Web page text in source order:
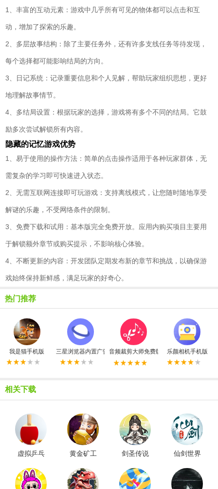
1、丰富的互动元素：游戏中几乎所有可见的物体都可以点击和互
动，增加了探索的乐趣。
2、多层故事结构：除了主要任务外，还有许多支线任务等待发现，
每个选择都可能影响结局的方向。
3、日记系统：记录重要信息和个人见解，帮助玩家组织思想，更好
地理解故事情节。
4、多结局设置：根据玩家的选择，游戏将有多个不同的结局。它鼓
励多次尝试解锁所有内容。
隐藏的记忆游戏优势
1、易于使用的操作方法：简单的点击操作适用于各种玩家群体，无
需复杂的学习即可快速进入状态。
2、无需互联网连接即可玩游戏：支持离线模式，让您随时随地享受
解谜的乐趣，不受网络条件的限制。
3、免费下载和试用：基本版完全免费开放。应用内购买项目主要用
于解锁额外章节或购买提示，不影响核心体验。
4、不断更新的内容：开发团队定期发布新的章节和挑战，以确保游
戏始终保持新鲜感，满足玩家的好奇心。
热门推荐
我是猫手机版 三星浏览器内置广告拦截器最新版
音频裁剪大师免费版 乐颜相机手机版
相关下载
虚拟乒乓
黄金矿工
剑圣传说 仙剑世界